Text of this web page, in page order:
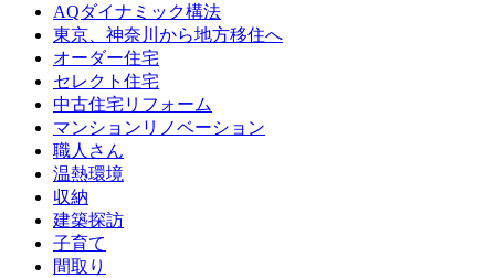
AQダイナミック構法
東京、神奈川から地方移住へ
オーダー住宅
セレクト住宅
中古住宅リフォーム
マンションリノベーション
職人さん
温熱環境
収納
建築探訪
子育て
間取り